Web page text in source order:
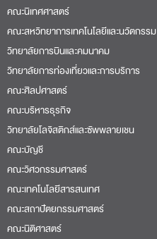
คณะนิเทศศาสตร์
คณะสหวิทยาการเทคโนโลยีและนวัตกรรม
วิทยาลัยการบินและคมนาคม
วิทยาลัยการท่องเที่ยวและการบริการ
คณะศิลปศาสตร์
คณะบริหารธุรกิจ
วิทยาลัยโลจิสติกส์และซัพพลายเชน
คณะบัญชี
คณะวิศวกรรมศาสตร์
คณะเทคโนโลยีสารสนเทศ
คณะสถาปัตยกรรมศาสตร์
คณะนิติศาสตร์